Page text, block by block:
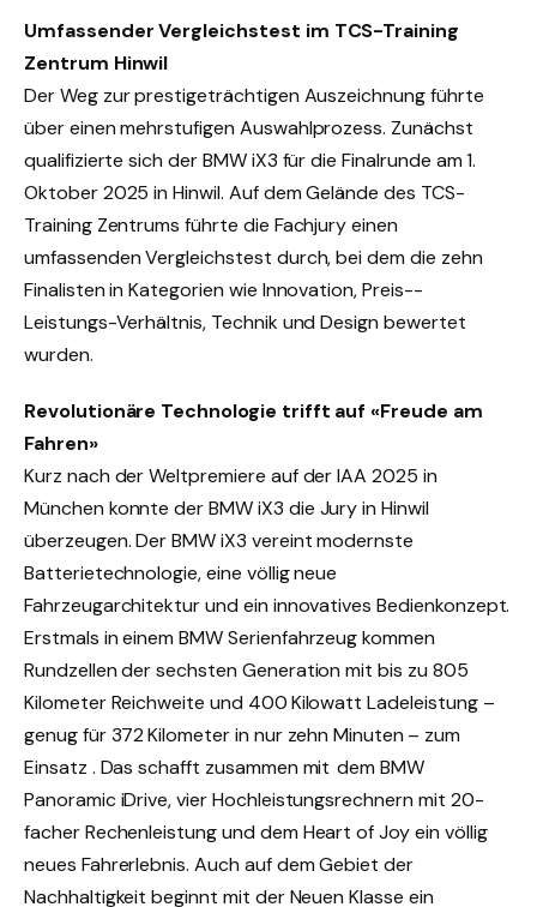
Umfassender Vergleichstest im TCS-Training
Zentrum Hinwil
Der Weg zur prestigeträchtigen Auszeichnung führte
über einen mehrstufigen Auswahlprozess. Zunächst
qualifizierte sich der BMW iX3 für die Finalrunde am 1.
Oktober 2025 in Hinwil. Auf dem Gelände des TCS-
Training Zentrums führte die Fachjury einen
umfassenden Vergleichstest durch, bei dem die zehn
Finalisten in Kategorien wie Innovation, Preis-­
Leistungs-­Verhältnis, Technik und Design bewertet
wurden.
Revolutionäre Technologie trifft auf «Freude am
Fahren»
Kurz nach der Weltpremiere auf der IAA 2025 in
München konnte der BMW iX3 die Jury in Hinwil
überzeugen. Der BMW iX3 vereint modernste
Batterietechnologie, eine völlig neue
Fahrzeugarchitektur und ein innovatives Bedienkonzept.
Erstmals in einem BMW Serienfahrzeug kommen
Rundzellen der sechsten Generation mit bis zu 805
Kilometer Reichweite und 400 Kilo­watt Ladeleistung –
genug für 372 Kilometer in nur zehn Minuten – zum
Einsatz . Das schafft zusammen mit dem BMW
Panoramic iDrive, vier Hochleistungsrechnern mit 20-
facher Rechenleistung und dem Heart of Joy ein völlig
neues Fahrerlebnis. Auch auf dem Gebiet der
Nachhaltigkeit beginnt mit der Neuen Klasse ein